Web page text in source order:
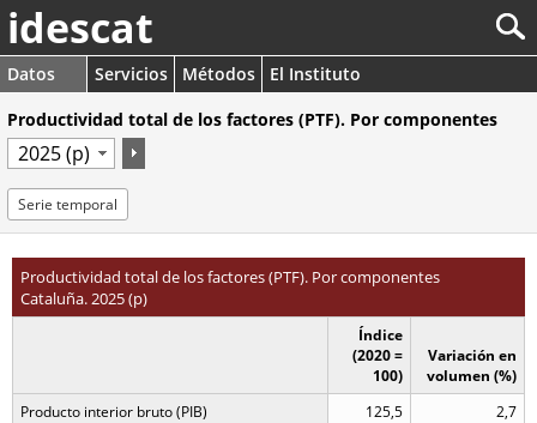
idescat
Datos Servicios Métodos
El Instituto
Productividad total de los factores (PTF). Por componentes
Serie temporal
Productividad total de los factores (PTF). Por componentes
Cataluña. 2025 (p)
Índice
(2020 =
100)
Variación en
volumen (%)
Producto interior bruto (PIB)
125,5
2,7